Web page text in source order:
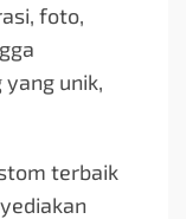
foto,
unik,
terbaik